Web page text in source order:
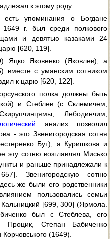
к этому роду.
есть упоминания о Богдане
г. был среди полкового
и девятью казаками 24
[620, 119].
Яцко Яковенко (Яковлев), а
вместе с уманским сотником
к царю [620, 122].
полка должны быть
и Стеблев (с Склемичем,
Лебодинчим,
анализ позволил
- это Звенигородская сотня
Бут), а Куришкова и
эту сотню возглавлял Мисько
и раньше принадлежали к
Звенигородскую сотню
же были его родственники
пользовались семьи
[699, 300] (Ярмола.
был с Стеблева, его
Процик, Степан Бабиченко
(1649).